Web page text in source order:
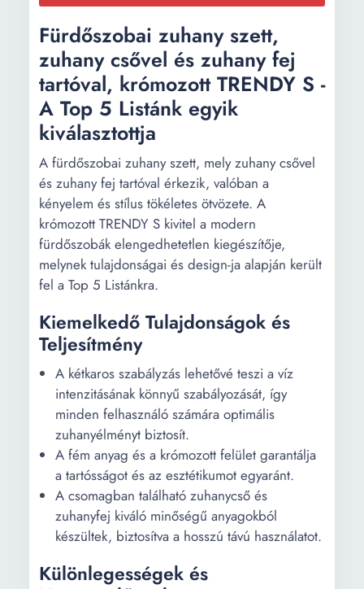
Fürdőszobai zuhany szett,
zuhany csővel és zuhany fej
tartóval, krómozott TRENDY S -
A Top 5 Listánk egyik
kiválasztottja
A fürdőszobai zuhany szett, mely zuhany csővel
és zuhany fej tartóval érkezik, valóban a
kényelem és stílus tökéletes ötvözete. A
krómozott TRENDY S kivitel a modern
fürdőszobák elengedhetetlen kiegészítője,
melynek tulajdonságai és design-ja alapján került
fel a Top 5 Listánkra.
Kiemelkedő Tulajdonságok és
Teljesítmény
A kétkaros szabályzás lehetővé teszi a víz
intenzitásának könnyű szabályozását, így
minden felhasználó számára optimális
zuhanyélményt biztosít.
A fém anyag és a krómozott felület garantálja
a tartósságot és az esztétikumot egyaránt.
A csomagban található zuhanycső és
zuhanyfej kiváló minőségű anyagokból
készültek, biztosítva a hosszú távú használatot.
Különlegességek és